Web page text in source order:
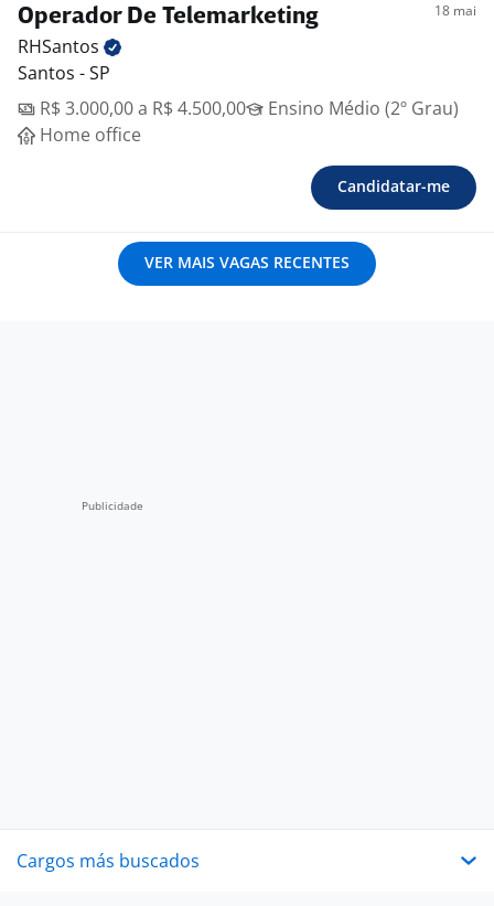
Operador De Telemarketing 18 mai
RHSantos
Santos - SP
R$ 3.000,00 a R$ 4.500,00
Ensino Médio (2º Grau)
Home office
Candidatar-me
VER MAIS VAGAS RECENTES
Cargos más buscados